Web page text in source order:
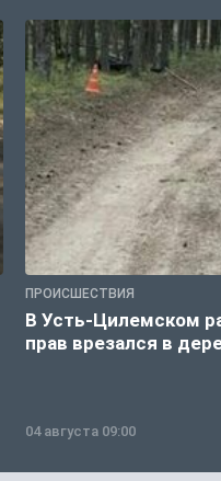
ПРОИСШЕСТВИЯ
В Усть-Цилемском
прав врезался в
04 августа 09:00